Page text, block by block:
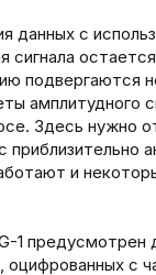
данных с
сигнала
подвергаются
амплитудного
Здесь нужно
приблизительно
и
1 предусмотрен
оцифрованных с